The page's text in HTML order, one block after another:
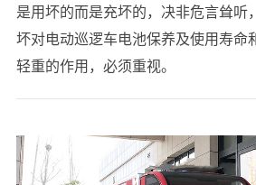
是用坏的而是充坏的，决非危言耸听
坏对电动巡逻车电池保养及使用寿命
轻重的作用，必须重视。